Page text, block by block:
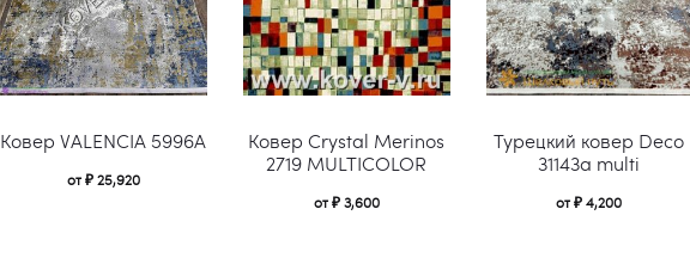
выбрать
на
странице
товара.
выбрать
на
странице
товара.
товар
Ковер VALENCIA 5996A
от₽25,920
товар
Ковер Crystal Merinos
2719 MULTICOLOR
от₽3,600
Турецкий ковер Deco
31143a multi
от₽4,200